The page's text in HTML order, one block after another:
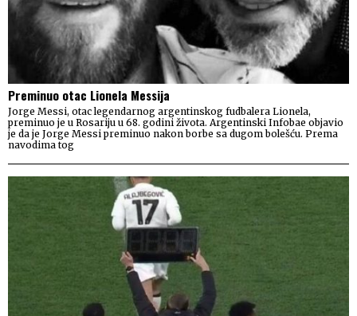
Preminuo otac Lionela Messija
Jorge Messi, otac legendarnog argentinskog fudbalera Lionela,
preminuo je u Rosariju u 68. godini života. Argentinski Infobae objavio
je da je Jorge Messi preminuo nakon borbe sa dugom bolešću. Prema
navodima tog